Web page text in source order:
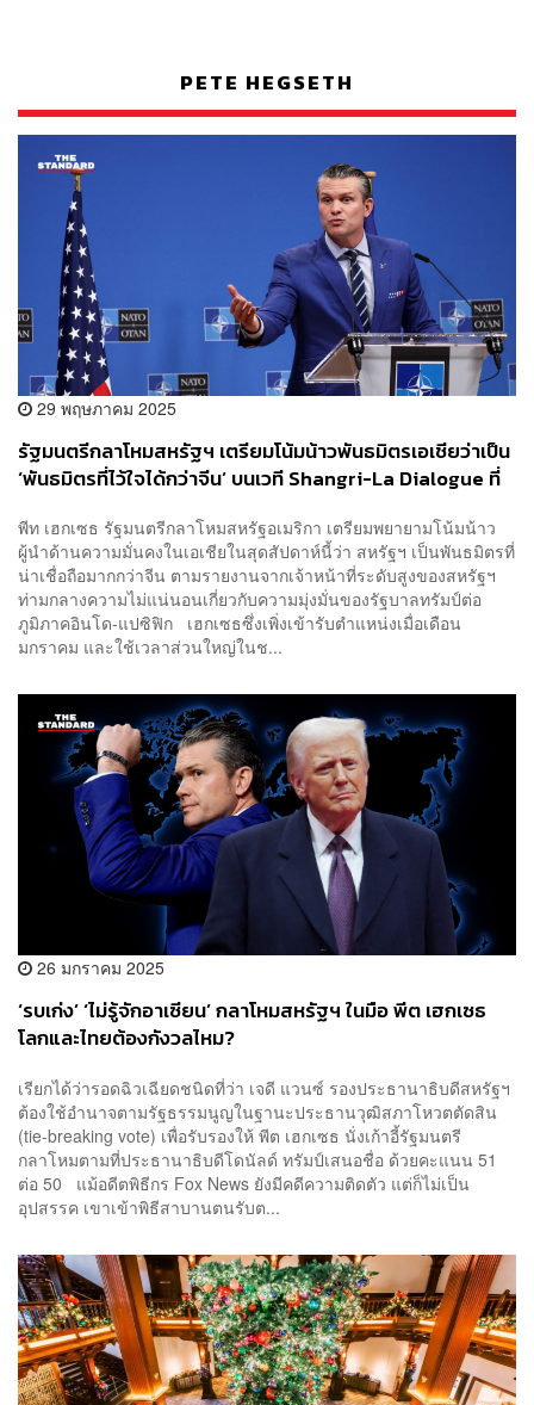
PETE HEGSETH
29 พฤษภาคม 2025
รัฐมนตรีกลาโหมสหรัฐฯ เตรียมโน้มน้าวพันธมิตรเอเชียว่าเป็น
‘พันธมิตรที่ไว้ใจได้กว่าจีน’ บนเวที Shangri-La Dialogue ที่
พีท เฮกเซธ รัฐมนตรีกลาโหมสหรัฐอเมริกา เตรียมพยายามโน้มน้าว
ผู้นำด้านความมั่นคงในเอเชียในสุดสัปดาห์นี้ว่า สหรัฐฯ เป็นพันธมิตรที่
น่าเชื่อถือมากกว่าจีน ตามรายงานจากเจ้าหน้าที่ระดับสูงของสหรัฐฯ
ท่ามกลางความไม่แน่นอนเกี่ยวกับความมุ่งมั่นของรัฐบาลทรัมป์ต่อ
ภูมิภาคอินโด-แปซิฟิก เฮกเซธซึ่งเพิ่งเข้ารับตำแหน่งเมื่อเดือน
มกราคม และใช้เวลาส่วนใหญ่ในช...
26 มกราคม 2025
‘รบเก่ง’ ‘ไม่รู้จักอาเซียน’ กลาโหมสหรัฐฯ ในมือ พีต เฮกเซธ
โลกและไทยต้องกังวลไหม?
เรียกได้ว่ารอดฉิวเฉียดชนิดที่ว่า เจดี แวนซ์ รองประธานาธิบดีสหรัฐฯ
ต้องใช้อำนาจตามรัฐธรรมนูญในฐานะประธานวุฒิสภาโหวตตัดสิน
(tie-breaking vote) เพื่อรับรองให้ พีต เฮกเซธ นั่งเก้าอี้รัฐมนตรี
กลาโหมตามที่ประธานาธิบดีโดนัลด์ ทรัมป์เสนอชื่อ ด้วยคะแนน 51
ต่อ 50 แม้อดีตพิธีกร Fox News ยังมีคดีความติดตัว แต่ก็ไม่เป็น
อุปสรรค เขาเข้าพิธีสาบานตนรับต...